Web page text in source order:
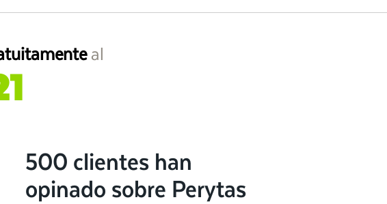
al
500 clientes han
opinado sobre Perytas